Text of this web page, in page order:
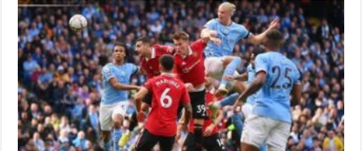
يستضيف
قطبي
مانشستر
في
ثاني
لقاء
نهائي
على
أعرق
الكؤوس
الإنجليزية
مغلقة